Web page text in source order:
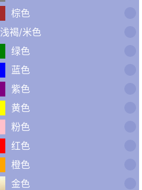
棕色
浅褐/米色
绿色
蓝色
紫色
黄色
粉色
红色
橙色
金色